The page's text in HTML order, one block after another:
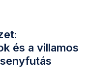
és a villamos